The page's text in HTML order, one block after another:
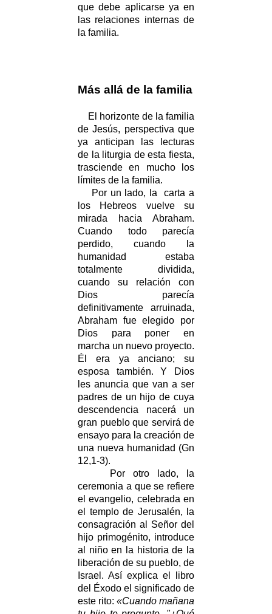
que debe aplicarse ya en
las relaciones internas de
la familia.
Más allá de la familia
El horizonte de la familia
de Jesús, perspectiva que
ya anticipan las lecturas
de la liturgia de esta fiesta,
trasciende en mucho los
límites de la familia.
Por un lado, la carta a
los Hebreos vuelve su
mirada hacia Abraham.
Cuando todo parecía
perdido, cuando la
humanidad estaba
totalmente dividida,
cuando su relación con
Dios parecía
definitivamente arruinada,
Abraham fue elegido por
Dios para poner en
marcha un nuevo proyecto.
Él era ya anciano; su
esposa también. Y Dios
les anuncia que van a ser
padres de un hijo de cuya
descendencia nacerá un
gran pueblo que servirá de
ensayo para la creación de
una nueva humanidad (Gn
12,1-3).
Por otro lado, la
ceremonia a que se refiere
el evangelio, celebrada en
el templo de Jerusalén, la
consagración al Señor del
hijo primogénito, introduce
al niño en la historia de la
liberación de su pueblo, de
Israel. Así explica el libro
del Éxodo el significado de
este rito: «Cuando mañana